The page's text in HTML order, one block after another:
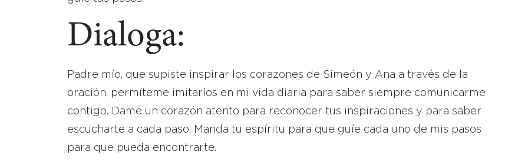
Dialoga:
Padre mío, que supiste inspirar los corazones de Simeón y Ana a través de la
oración, permíteme imitarlos en mi vida diaria para saber siempre comunicarme
contigo. Dame un corazón atento para reconocer tus inspiraciones y para saber
escucharte a cada paso. Manda tu espíritu para que guíe cada uno de mis pasos
para que pueda encontrarte.